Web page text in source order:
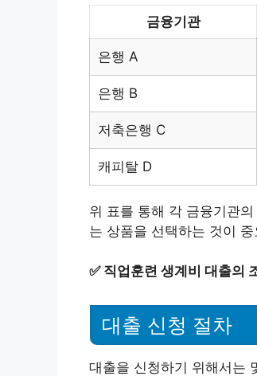
금융기관
은행 A
은행 B
저축은행 C
캐피탈 D
위 표를 통해 각 금융기관
는 상품을 선택하는 것이 중
✅ 직업훈련 생계비 대출의
대출 신청 절차
대출을 신청하기 위해서는